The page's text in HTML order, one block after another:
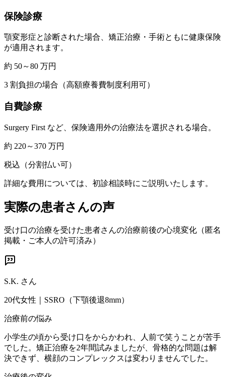
保険診療
顎変形症と診断された場合、矯正治療・手術ともに健康保険
が適用されます。
約 50～80 万円
3 割負担の場合（高額療養費制度利用可）
自費診療
Surgery First など、保険適用外の治療法を選択される場合。
約 220～370 万円
税込（分割払い可）
詳細な費用については、初診相談時にご説明いたします。
実際の患者さんの声
受け口の治療を受けた患者さんの治療前後の心境変化（匿名
掲載・ご本人の許可済み）
S.K. さん
20代女性 SSRO（下顎後退8mm）
治療前の悩み
小学生の頃から受け口をからかわれ、人前で笑うことが苦手
でした。矯正治療を2年間試みましたが、骨格的な問題は解
決できず、横顔のコンプレックスは変わりませんでした。